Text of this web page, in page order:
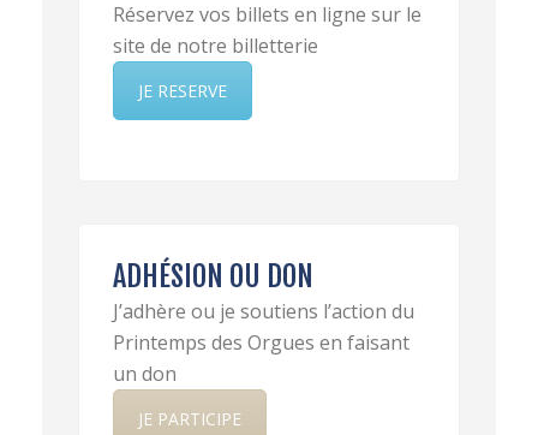
Réservez vos billets en ligne sur le
site de notre billetterie
JE RESERVE
ADHÉSION OU DON
J’adhère ou je soutiens l’action du
Printemps des Orgues en faisant
un don
JE PARTICIPE